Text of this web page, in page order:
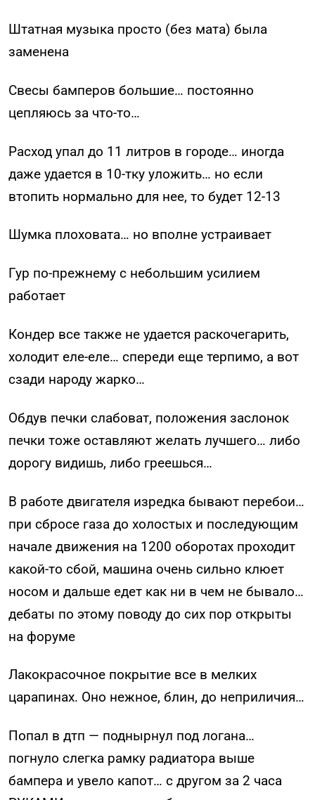
Штатная музыка просто (без мата) была
заменена
Свесы бамперов большие… постоянно
цепляюсь за что-то…
Расход упал до 11 литров в городе… иногда
даже удается в 10-тку уложить… но если
втопить нормально для нее, то будет 12-13
Шумка плоховата… но вполне устраивает
Гур по-прежнему с небольшим усилием
работает
Кондер все также не удается раскочегарить,
холодит еле-еле… спереди еще терпимо, а вот
сзади народу жарко…
Обдув печки слабоват, положения заслонок
печки тоже оставляют желать лучшего… либо
дорогу видишь, либо греешься…
В работе двигателя изредка бывают перебои…
при сбросе газа до холостых и последующим
начале движения на 1200 оборотах проходит
какой-то сбой, машина очень сильно клюет
носом и дальше едет как ни в чем не бывало…
дебаты по этому поводу до сих пор открыты
на форуме
Лакокрасочное покрытие все в мелких
царапинах. Оно нежное, блин, до неприличия…
Попал в дтп — поднырнул под логана…
погнуло слегка рамку радиатора выше
бампера и увело капот… с другом за 2 часа